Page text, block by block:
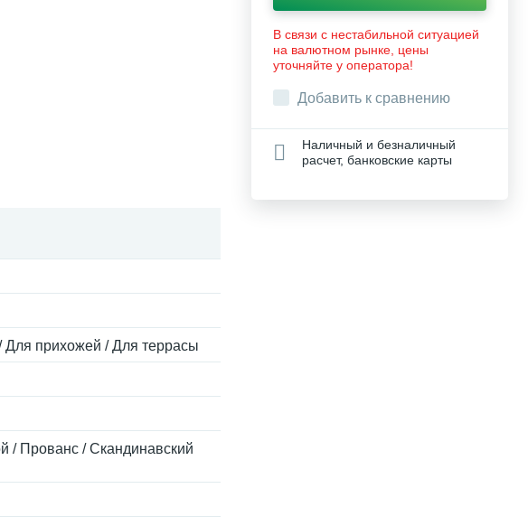
Для прихожей / Для террасы
/ Прованс / Скандинавский
В связи с нестабильной ситуацией
на валютном рынке, цены
уточняйте у оператора!
Добавить к сравнению
Наличный и безналичный
расчет, банковские карты